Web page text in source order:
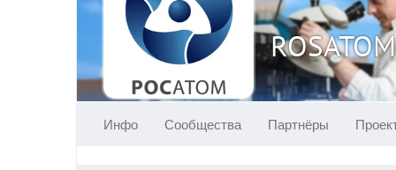
ROSATOM
Инфо Сообщества Партнёры